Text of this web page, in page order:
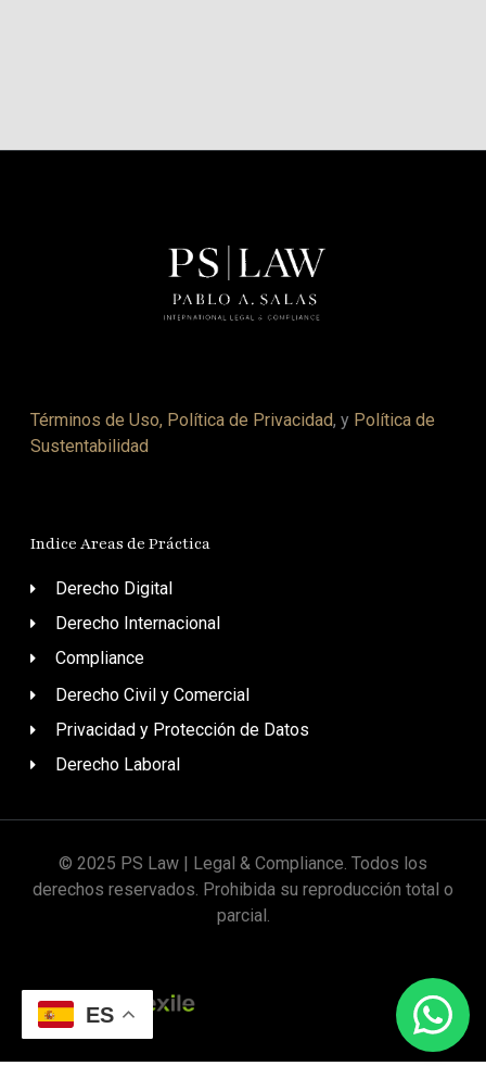
Términos de Uso, Política de Privacidad, y Política de
Sustentabilidad
Indice Areas de Práctica
Derecho Digital
Derecho Internacional
Compliance
Derecho Civil y Comercial
Privacidad y Protección de Datos
Derecho Laboral
© 2025 PS Law | Legal & Compliance. Todos los
derechos reservados. Prohibida su reproducción total o
parcial.
Diseñado por
ES